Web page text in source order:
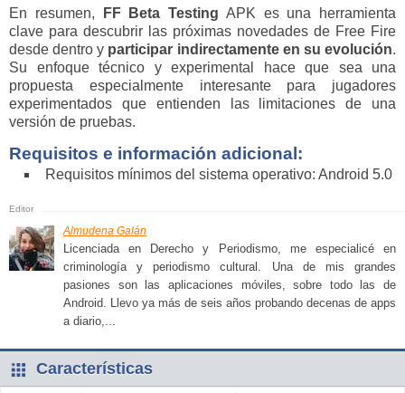
En resumen, FF Beta Testing APK es una herramienta
clave para descubrir las próximas novedades de Free Fire
desde dentro y participar indirectamente en su evolución.
Su enfoque técnico y experimental hace que sea una
propuesta especialmente interesante para jugadores
experimentados que entienden las limitaciones de una
versión de pruebas.
Requisitos e información adicional:
Requisitos mínimos del sistema operativo: Android 5.0
Almudena Galán
Licenciada en Derecho y Periodismo, me especialicé en
criminología y periodismo cultural. Una de mis grandes
pasiones son las aplicaciones móviles, sobre todo las de
Android. Llevo ya más de seis años probando decenas de apps
a diario,...
Características